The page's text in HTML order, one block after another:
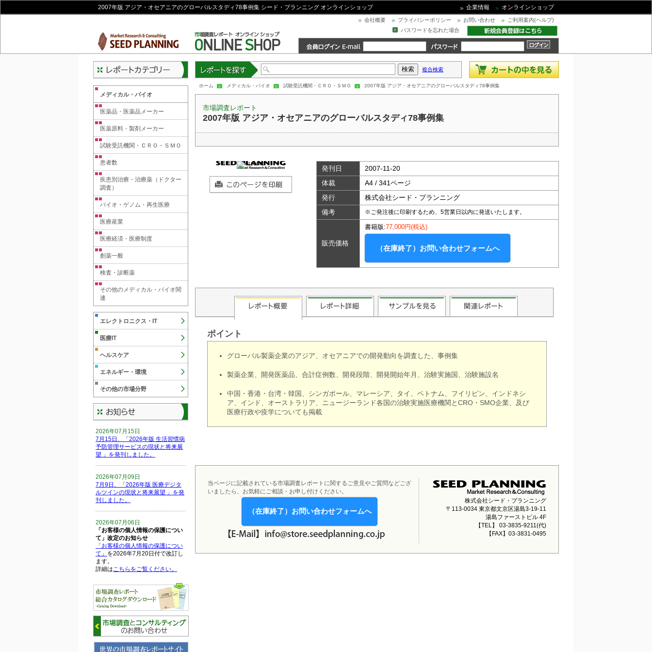
2007年版 アジア・オセアニアのグローバルスタディ78事例集 シード・プランニング オンラインショップ 企業情報 オンラインショップ
会社概要 プライバシーポリシー お問い合わせ
ご利用案内(ヘルプ)
パスワードを忘れた場合
複合検索
ホーム メディカル・バイオ 試験受託機関・ＣＲＯ・ＳＭＯ 2007年版 アジア・オセアニアのグローバルスタディ78事例集
市場調査レポート
2007年版 アジア・オセアニアのグローバルスタディ78事例集
発刊日
2007-11-20
体裁
A4 / 341ページ
発行
株式会社シード・プランニング
備考
※ご発注後に印刷するため、5営業日以内に発送いたします。
販売価格
書籍版:77,000円(税込)
（在庫終了）お問い合わせフォームへ
ポイント
グローバル製薬企業のアジア、オセアニアでの開発動向を調査した、事例集
製薬企業、開発医薬品、合計症例数、開発段階、開発開始年月、治験実施国、治験施設名
中国・香港・台湾・韓国、シンガポール、マレーシア、タイ、ベトナム、フイリピン、インドネシ
ア、インド、オーストラリア、ニュージーランド各国の治験実施医療機関とCRO・SMO企業、及び
医療行政や疫学についても掲載
当ページに記載されている市場調査レポートに関するご意見やご質問などござ
いましたら、お気軽にご相談・お申し付けください。
（在庫終了）お問い合わせフォームへ
株式会社シード・プランニング
〒113-0034 東京都文京区湯島3-19-11
湯島ファーストビル 4F
【TEL】 03-3835-9211(代)
【FAX】03-3831-0495
メディカル・バイオ
医薬品・医薬品メーカー
医薬原料・製剤メーカー
試験受託機関・ＣＲＯ・ＳＭＯ
患者数
疾患別治療・治療薬（ドクター
調査）
バイオ・ゲノム・再生医療
医療産業
医療経済・医療制度
創薬一般
検査・診断薬
その他のメディカル・バイオ関
連
エレクトロニクス・IT
医療IT
ヘルスケア
エネルギー・環境
その他の市場分野
2026年07月15日
7月15日、「2026年版 生活習慣病
予防管理サービスの現状と将来展
望 」を発刊しました。
2026年07月09日
7月9日、「2026年版 医療デジタ
ルツインの現状と将来展望 」を発
刊しました。
2026年07月06日
「お客様の個人情報の保護につい
て」改定のお知らせ
「お客様の個人情報の保護につい
て」 を2026年7月20日付で改訂し
ます。
詳細はこちらをご覧ください。
2026年06月15日
6月15日、「中国の医療保険医薬
品リスト 」を発刊しました。
2026年06月01日
6月1日、「2026-27年版 5G SA、
6GにおけるIoT／サービス市場の